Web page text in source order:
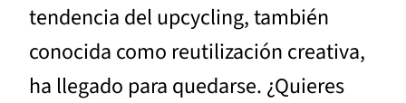
tendencia del upcycling, también
conocida como reutilización creativa,
ha llegado para quedarse. ¿Quieres